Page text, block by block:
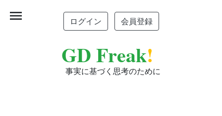
ログイン 会員登録
GD Freak!
事実に基づく思考のために
menu